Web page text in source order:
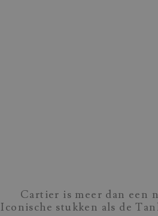
Cartier is meer dan een
Iconische stukken als de